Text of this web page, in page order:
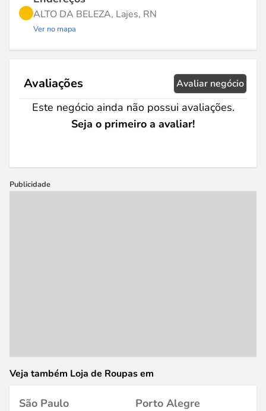
ALTO DA BELEZA, Lajes, RN
Ver no mapa
Avaliações Avaliar negócio
Este negócio ainda não possui avaliações.
Seja o primeiro a avaliar!
Publicidade
Veja também Loja de Roupas em
São Paulo
Porto Alegre